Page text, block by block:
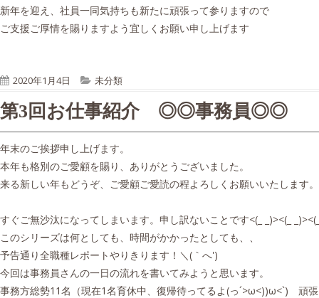
d
o
e
s
新年を迎え、社員一同気持ちも新たに頑張って参りますので
ご支援ご厚情を賜りますよう宜しくお願い申し上げます
P
b
l
i
s
h
o
n
2020年1月4日
C
t
e
g
o
r
s
未分類
第3回お仕事紹介 ◎◎事務員◎◎
年末のご挨拶申し上げます。
本年も格別のご愛顧を賜り、ありがとうございました。
来る新しい年もどうぞ、ご愛顧ご愛読の程よろしくお願いいたします。
すぐご無沙汰になってしまいます。申し訳ないことです<(_ _)><(_
このシリーズは何としても、時間がかかったとしても、、
予告通り全職種レポートやりきります！＼(｀へ')
今回は事務員さんの一日の流れを書いてみようと思います。
事務方総勢11名（現在1名育休中、復帰待ってるよ(っ´>ω<))ω<`) 頑